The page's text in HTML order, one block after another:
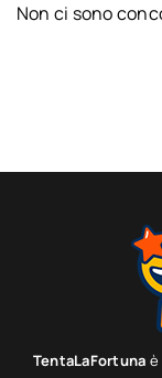
Non ci sono
TentaLaFortuna è